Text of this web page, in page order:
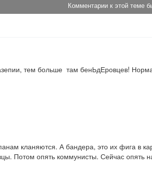
Комментарии к этой теме
тем больше  там бенЬдЕровцев!
кланяются. А бандера, это их фига в
Потом опять коммунисты. Сейчас опять